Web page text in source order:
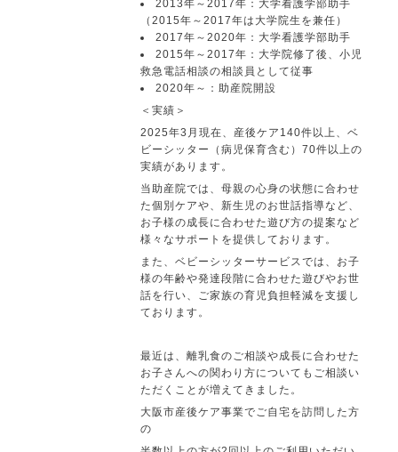
2013年～2017年：大学看護学部助手
（2015年～2017年は大学院生を兼任）
2017年～2020年：大学看護学部助手
2015年～2017年：大学院修了後、小児
救急電話相談の相談員として従事
2020年～：助産院開設
＜実績＞
2025年3月現在、産後ケア140件以上、ベ
ビーシッター（病児保育含む）70件以上の
実績があります。
当助産院では、母親の心身の状態に合わせ
た個別ケアや、新生児のお世話指導など、
お子様の成長に合わせた遊び方の提案など
様々なサポートを提供しております。
また、ベビーシッターサービスでは、お子
様の年齢や発達段階に合わせた遊びやお世
話を行い、ご家族の育児負担軽減を支援し
ております。
最近は、離乳食のご相談や成長に合わせた
お子さんへの関わり方についてもご相談い
ただくことが増えてきました。
大阪市産後ケア事業でご自宅を訪問した方
の